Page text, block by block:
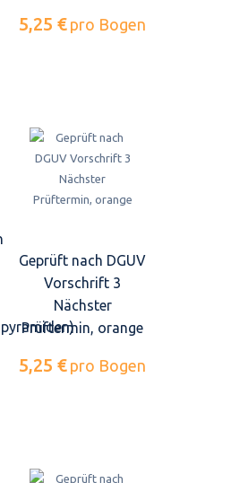
5,25 € pro Bogen
Geprüft nach DGUV
Vorschrift 3
Nächster
Prüftermin, orange
5,25 € pro Bogen